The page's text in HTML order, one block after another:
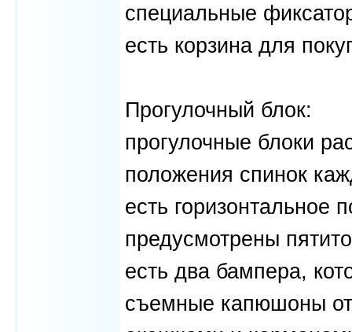
специальные
есть корзина для
Прогулочный блок:
прогулочные блоки
положения спинок
есть горизонтальное
предусмотрены
есть два бампера,
съемные капюшоны